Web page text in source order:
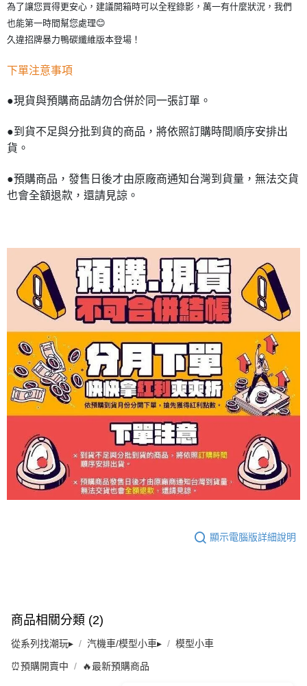
為了讓您買得更安心，建議開箱時可以全程錄影，萬一有什麼狀況，我們
也能第一時間幫您處理😊
久違招牌暴力鴨碳纖維版本登場！
下單注意事項
●現貨與預購商品請勿合併於同一張訂單。
●到貨不足與分批到貨的商品，將依照訂購時間順序安排出
貨。
●預購商品，發售日後才由原廠商通知台灣到貨量，無法交貨
也會全額退款，還請見諒。
顯示電腦版詳細說明
商品相關分類 (2)
從系列找潮玩▸ 汽機車/模型小車▸ 模型小車
⏰預購開賣中 🔥最新預購商品